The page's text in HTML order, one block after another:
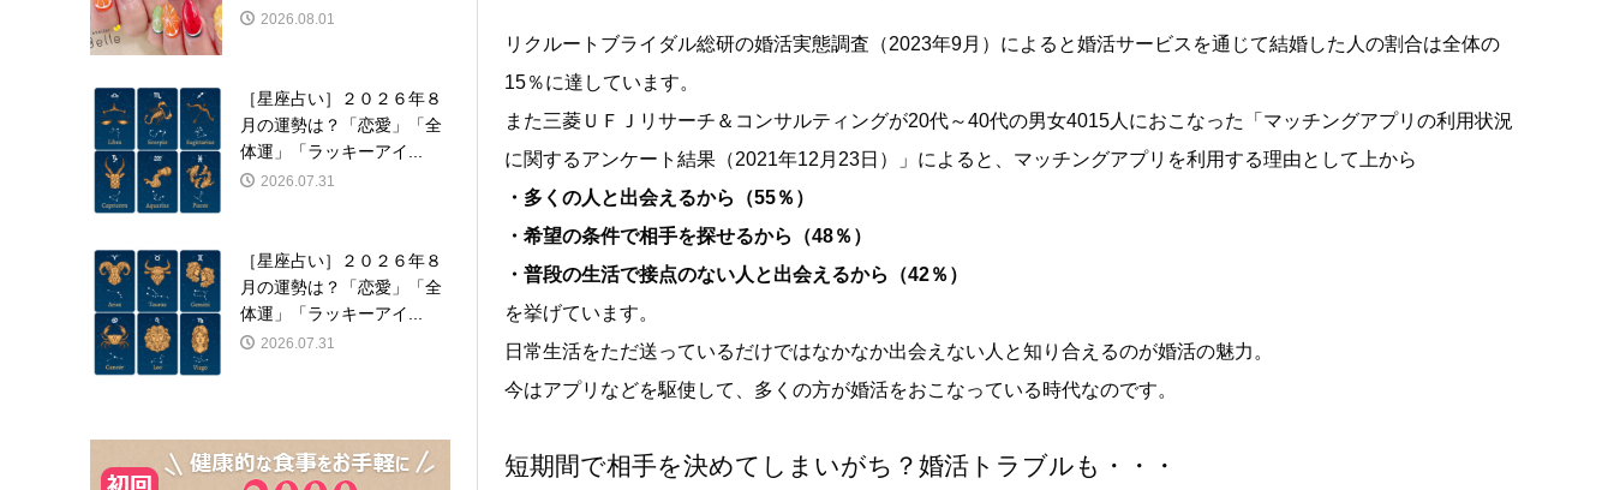
リクルートブライダル総研の婚活実態調査（2023年9月）によると婚活サービスを通じて結婚した人の割合は全体の
15％に達しています。
また三菱ＵＦＪリサーチ＆コンサルティングが20代～40代の男女4015人におこなった「マッチングアプリの利用状況
に関するアンケート結果（2021年12月23日）」によると、マッチングアプリを利用する理由として上から
・多くの人と出会えるから（55％）
・希望の条件で相手を探せるから（48％）
・普段の生活で接点のない人と出会えるから（42％）
を挙げています。
日常生活をただ送っているだけではなかなか出会えない人と知り合えるのが婚活の魅力。
今はアプリなどを駆使して、多くの方が婚活をおこなっている時代なのです。
短期間で相手を決めてしまいがち？婚活トラブルも・・・
2026.08.01
［星座占い］２０２６年８
月の運勢は？「恋愛」「全
体運」「ラッキーアイ...
2026.07.31
［星座占い］２０２６年８
月の運勢は？「恋愛」「全
体運」「ラッキーアイ...
2026.07.31